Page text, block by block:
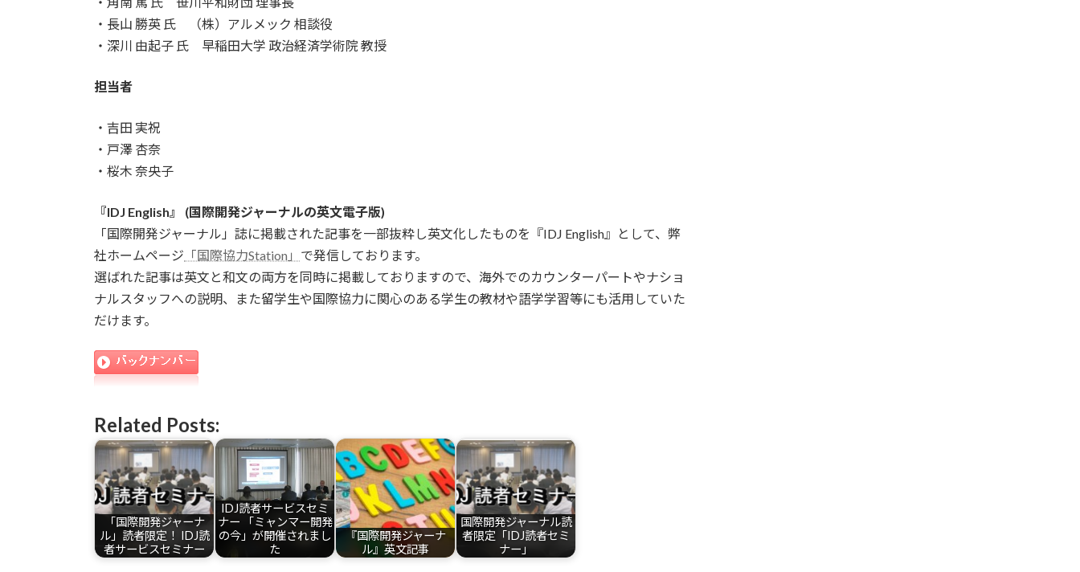
・長山 勝英 氏 （株）アルメック 相談役
・深川 由起子 氏 早稲田大学 政治経済学術院 教授
担当者
・吉田 実祝
・戸澤 杏奈
・桜木 奈央子
『IDJ English』 (国際開発ジャーナルの英文電子版)
「国際開発ジャーナル」誌に掲載された記事を一部抜粋し英文化したものを『IDJ English』として、弊
社ホームページ 「国際協力Station」 で発信しております。
選ばれた記事は英文と和文の両方を同時に掲載しておりますので、海外でのカウンターパートやナショ
ナルスタッフへの説明、また留学生や国際協力に関心のある学生の教材や語学学習等にも活用していた
だけます。
Related Posts:
「国際開発ジャーナ
ル」読者限定！ IDJ読
者サービスセミナー
IDJ読者サービスセミ
ナー 「ミャンマー開発
の今」が開催されまし
た
『国際開発ジャーナ
ル』英文記事
国際開発ジャーナル読
者限定「IDJ読者セミ
ナー」